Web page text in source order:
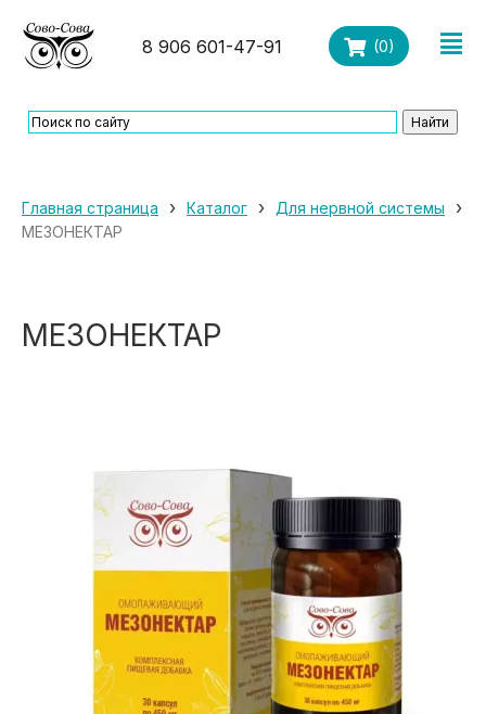
8 906 601-47-91 (0)
Главная страница › Каталог › Для нервной системы ›
МЕЗОНЕКТАР
МЕЗОНЕКТАР